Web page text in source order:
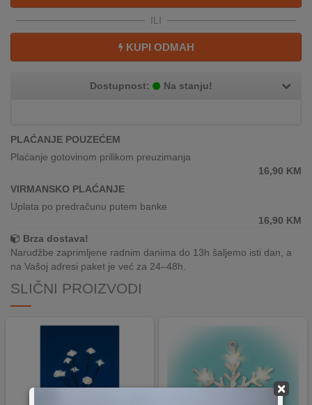
KONTAKT
O
KATALOZI
KAKO
KUPITI?
KUPOVINA
IZ
INOSTRANSTVA
ENERGETSKE
UČINKOVITOSTI
×
ILI
KUPI ODMAH
Dostupnost: Na stanju!
PLAĆANJE POUZEĆEM
Plaćanje gotovinom prilikom preuzimanja
16,90 KM
VIRMANSKO PLAĆANJE
Uplata po predračunu putem banke
16,90 KM
Brza dostava!
Narudžbe zaprimljene radnim danima do 13h šaljemo isti dan, a
na Vašoj adresi paket je već za 24–48h.
SLIČNI PROIZVODI